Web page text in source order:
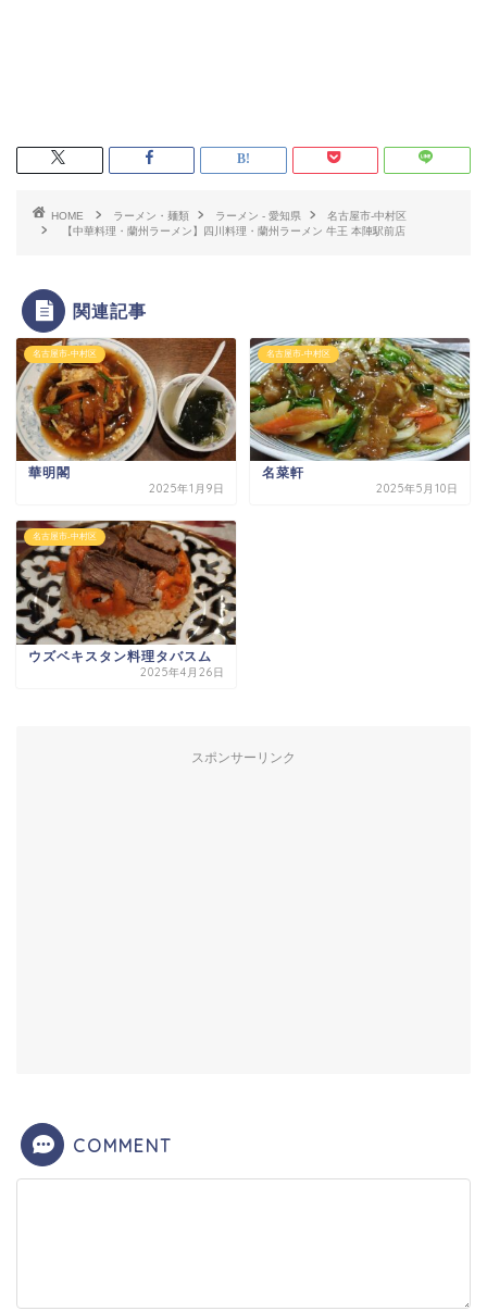
HOME ラーメン・麺類 ラーメン - 愛知県
名古屋市-中村区
【中華料理・蘭州ラーメン】四川料理・蘭州ラーメン 牛王 本陣駅前店
関連記事
名古屋市-中村区
華明閣
2025年1月9日
名古屋市-中村区
名菜軒
2025年5月10日
名古屋市-中村区
ウズベキスタン料理タバスム
2025年4月26日
スポンサーリンク
COMMENT